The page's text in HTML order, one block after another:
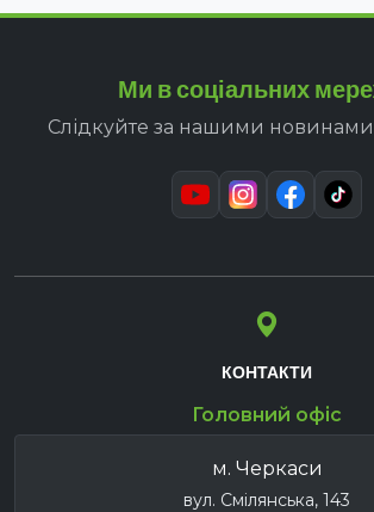
Ми в соціальних
Слідкуйте за нашими новинами
КОНТАКТИ
Головний офіс
м. Черкаси
вул. Смілянська, 143